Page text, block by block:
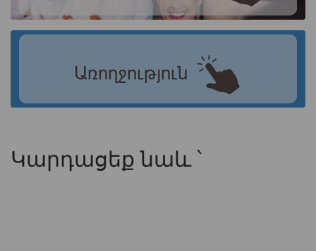
Առողջություն
Կարդացեք նաև ՝